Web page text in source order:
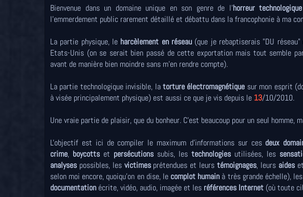
Bienvenue dans un domaine unique en son genre de l'horreur
l'emmerdement public rarement détaillé et débattu dans la francophonie à ma
La partie physique, le harcèlement en réseau(que je rebaptiserais "DU
Etats-Unis (on se serait bien passé de cette exportation mais tout semble
avant de manière bien moindre sans m'en rendre compte).
La partie technologique invisible, latorture électromagnétique sur mon esprit
à visée principalement physique) est aussi ce que je vis depuis le 13/10/2010.
Une vraie partie de plaisir, que du bonheur. C'est beaucoup pour un seul
L'objectif est ici de compiler le maximum d'informations sur cesdeux
crime, boycotts et persécutions subis, lestechnologies utilisées, les
analyses possibles, les victimesprétendues et leurstémoignages, leurs aideset
selon moi encore, quoiqu'on en dise, le complot humain à très grande échelle), les
documentation écrite, vidéo, audio, imagée et les références Internet (où toute